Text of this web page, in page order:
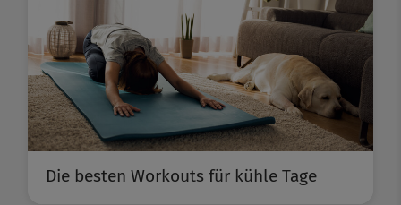
Die besten Workouts für kühle Tage